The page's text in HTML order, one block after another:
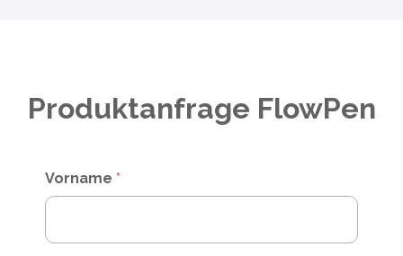
Produktanfrage FlowPen
Vorname *